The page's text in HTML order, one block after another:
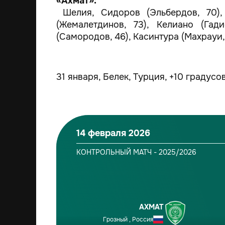
Шелия, Сидоров (Эльбердов,
(Жемалетдинов, 73), Келиано
(Самородов, 46), Касинтура
31 января, Белек, Турция, +10
14 февраля 2026
КОНТРОЛЬНЫЙ МАТЧ - 2025/2026
АХМАТ
Грозный , Россия